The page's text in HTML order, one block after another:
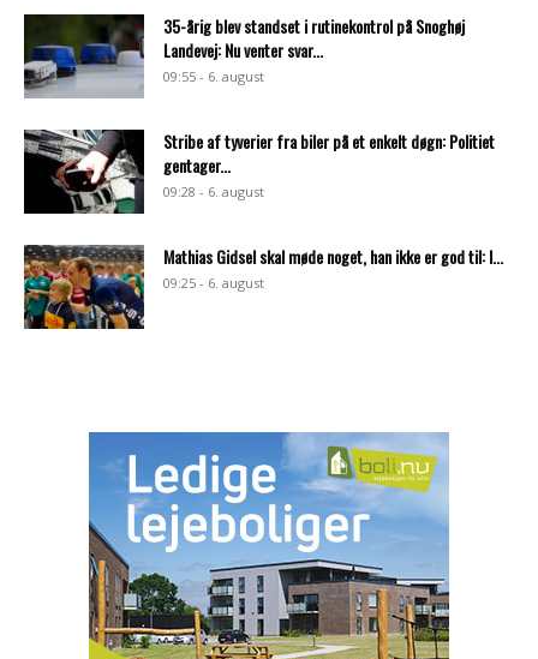
35-årig blev standset i rutinekontrol på Snoghøj
Landevej: Nu venter svar...
09:55 - 6. august
Stribe af tyverier fra biler på et enkelt døgn: Politiet
gentager...
09:28 - 6. august
Mathias Gidsel skal møde noget, han ikke er god til: I...
09:25 - 6. august